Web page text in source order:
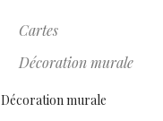
Cartes
Décoration murale
Décoration murale